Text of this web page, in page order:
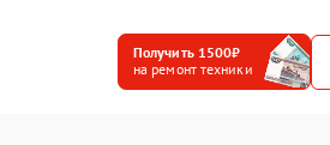
Получить 1500₽
на ремонт техники